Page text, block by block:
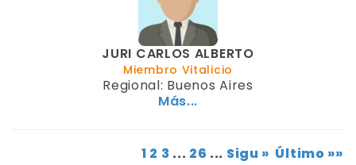
JURI CARLOS ALBERTO
Miembro Vitalicio
Regional: Buenos Aires
Más...
1 2 3 ... 26 ... Sigu » Último »»